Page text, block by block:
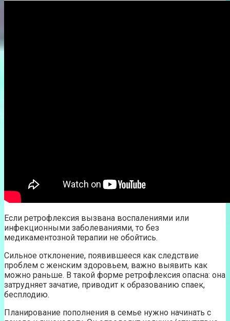
Если ретрофлексия вызвана воспалениями или
инфекционными заболеваниями, то без
медикаментозной терапии не обойтись.
Сильное отклонение, появившееся как следствие
проблем с женским здоровьем, важно выявить как
можно раньше. В такой форме ретрофлексия опасна: она
затрудняет зачатие, приводит к образованию спаек,
бесплодию.
Планирование пополнения в семье нужно начинать с